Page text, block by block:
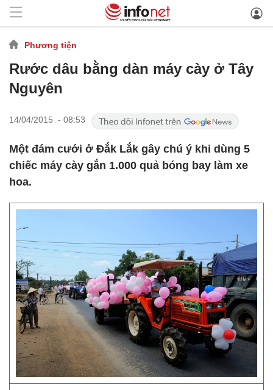
Phương tiện
Rước dâu bằng dàn máy cày ở Tây
Nguyên
14/04/2015 - 08:53
Một đám cưới ở Đắk Lắk gây chú ý khi dùng 5
chiếc máy cày gắn 1.000 quả bóng bay làm xe
hoa.